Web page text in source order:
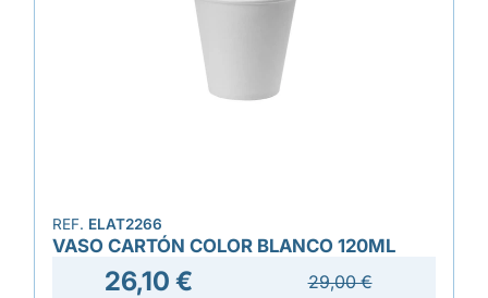
REF. ELAT2266
VASO CARTÓN COLOR BLANCO 120ML
26,10 € 29,00 €